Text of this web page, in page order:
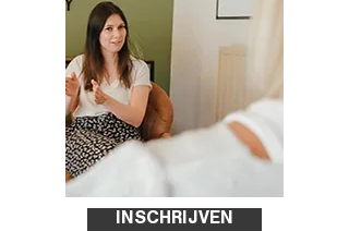
INSCHRIJVEN